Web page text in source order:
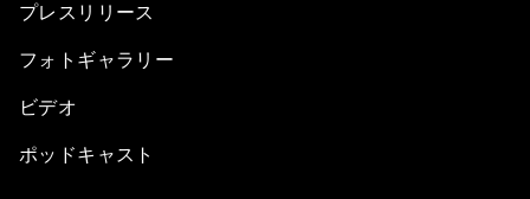
プレスリリース
フォトギャラリー
ビデオ
ポッドキャスト